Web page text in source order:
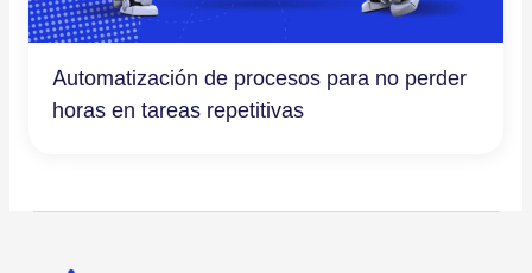
Automatización de procesos para no perder
horas en tareas repetitivas